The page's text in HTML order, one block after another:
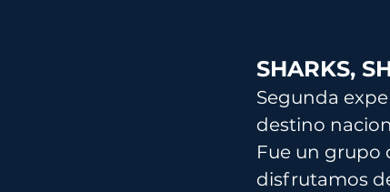
SHARKS,
Segunda
destino
Fue un grupo
disfrutamos